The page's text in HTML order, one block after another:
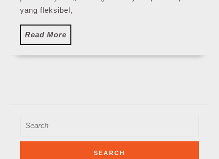
yang fleksibel,
Read More
More
for: